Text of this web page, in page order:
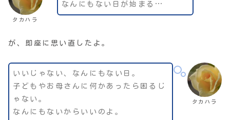
タカハラ
なんにもない日が始まる…
が、即座に思い直したよ。
タカハラ
いいじゃない、なんにもない日。
子どもやお母さんに何かあったら困るじ
ゃない。
なんにもないからいいのよ。